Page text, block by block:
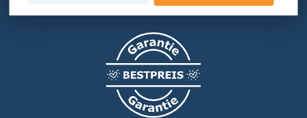
Zertifiziert von Trusted Shops